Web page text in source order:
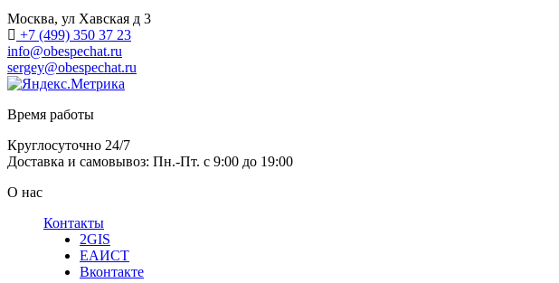
Москва, ул Хавская д 3
+7 (499) 350 37 23
info@obespechat.ru
sergey@obespechat.ru
Время работы
Круглосуточно 24/7
Доставка и самовывоз: Пн.-Пт. с 9:00 до 19:00
О нас
Контакты
2GIS
ЕАИСТ
Вконтакте